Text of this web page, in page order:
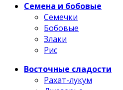
Семена и бобовые
Семечки
Бобовые
Злаки
Рис
Восточные сладости
Рахат-лукум